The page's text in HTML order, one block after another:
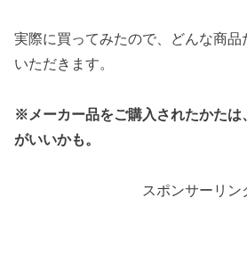
実際に買ってみたので、どんな商品
いただきます。
※メーカー品をご購入されたかたは
がいいかも。
スポンサーリン